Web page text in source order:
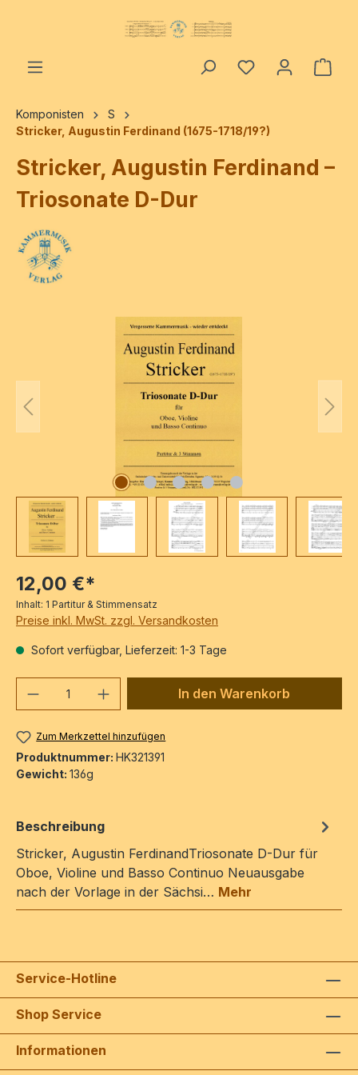
Komponisten
S
Stricker, Augustin Ferdinand (1675-1718/19?)
Stricker, Augustin Ferdinand –
Triosonate D-Dur
Bildergalerie überspringen
12,00 €*
Inhalt: 1 Partitur & Stimmensatz
Preise inkl. MwSt. zzgl. Versandkosten
Sofort verfügbar, Lieferzeit: 1-3 Tage
Produkt Anzahl: Gib denIn den Warenkorb
Zum Merkzettel hinzufügen
Produktnummer: HK321391
Gewicht: 136g
Beschreibung
Stricker, Augustin FerdinandTriosonate D-Dur für
Oboe, Violine und Basso Continuo Neuausgabe
nach der Vorlage in der Sächsi… Mehr
Service-Hotline
Shop Service
Informationen